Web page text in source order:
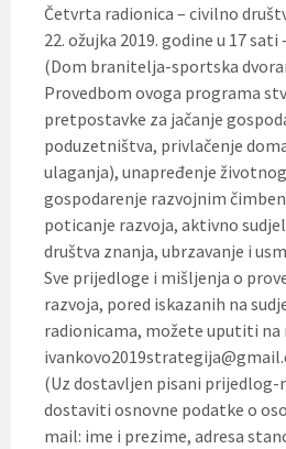
Četvrta radionica – civilno
22. ožujka 2019. godine u 17
(Dom branitelja-sportska
Provedbom ovoga programa
pretpostavke za jačanje
poduzetništva, privlačenje
ulaganja), unapređenje
gospodarenje razvojnim
poticanje razvoja, aktivno
društva znanja, ubrzavanje i
Sve prijedloge i mišljenja o
razvoja, pored iskazanih na
radionicama, možete uputiti na
(Uz dostavljen pisani
dostaviti osnovne podatke o
mail: ime i prezime, adresa